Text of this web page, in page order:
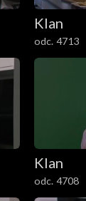
Klan
odc. 4713
Klan
odc. 4708